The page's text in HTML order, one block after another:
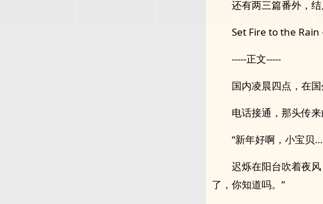
还有两三篇番外，
Set Fire to the Rain
-----正文-----
国内凌晨四点，在国
电话接通，那头传来
“新年好啊，小宝贝
迟烁在阳台吹着夜
了，你知道吗。”